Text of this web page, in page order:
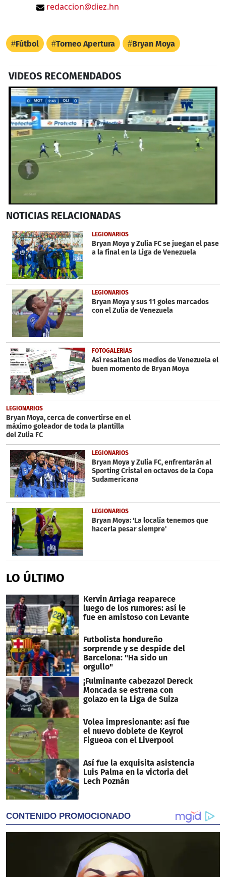
redaccion@diez.hn
Fútbol Torneo Apertura Bryan Moya
VIDEOS RECOMENDADOS
seconds
33
seconds
NOTICIAS RELACIONADAS
LEGIONARIOS
Bryan Moya y Zulia FC se juegan el pase
a la final en la Liga de Venezuela
LEGIONARIOS
Bryan Moya y sus 11 goles marcados
con el Zulia de Venezuela
FOTOGALERÍAS
Así resaltan los medios de Venezuela el
buen momento de Bryan Moya
LEGIONARIOS
Bryan Moya, cerca de convertirse en el
máximo goleador de toda la plantilla
del Zulia FC
LEGIONARIOS
Bryan Moya y Zulia FC, enfrentarán al
Sporting Cristal en octavos de la Copa
Sudamericana
LEGIONARIOS
Bryan Moya: 'La localía tenemos que
hacerla pesar siempre'
LO ÚLTIMO
Kervin Arriaga reaparece
luego de los rumores: así le
fue en amistoso con Levante
Futbolista hondureño
sorprende y se despide del
Barcelona: "Ha sido un
orgullo"
¡Fulminante cabezazo! Dereck
Moncada se estrena con
golazo en la Liga de Suiza
Volea impresionante: así fue
el nuevo doblete de Keyrol
Figueoa con el Liverpool
Así fue la exquisita asistencia
Luis Palma en la victoria del
Lech Poznán